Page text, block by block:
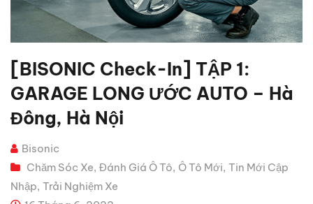
[BISONIC Check-In] TẬP 1:
GARAGE LONG ƯỚC AUTO – Hà
Đông, Hà Nội
Bisonic
Chăm Sóc Xe, Đánh Giá Ô Tô, Ô Tô Mới, Tin Mới Cập
Nhập, Trải Nghiệm Xe